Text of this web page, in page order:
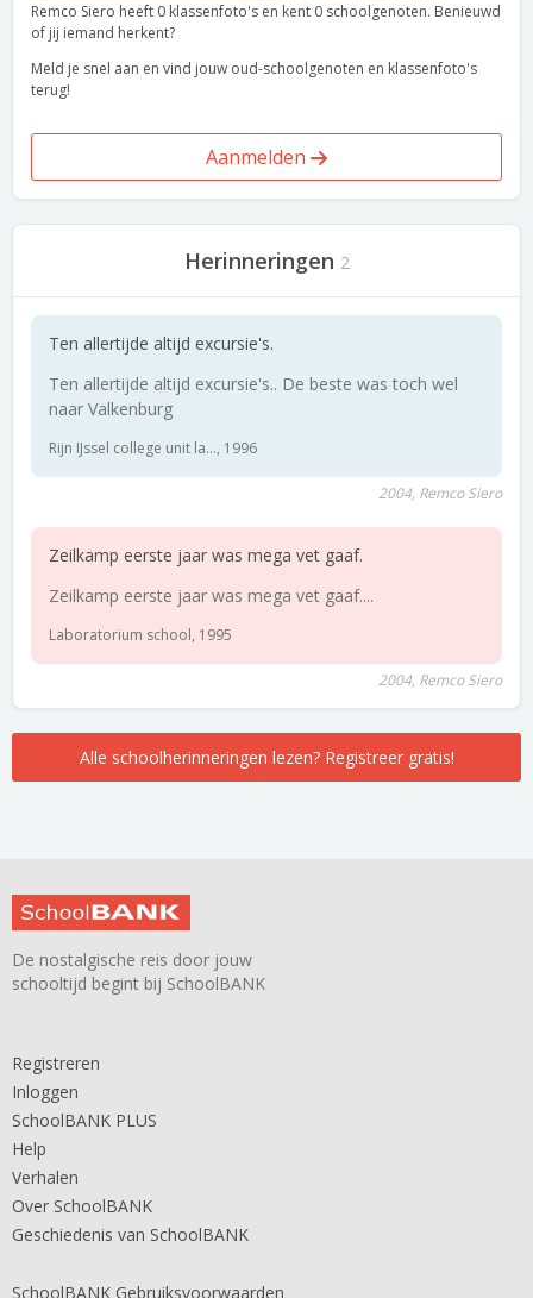
Remco Siero heeft 0 klassenfoto's en kent 0 schoolgenoten. Benieuwd
of jij iemand herkent?
Meld je snel aan en vind jouw oud-schoolgenoten en klassenfoto's
terug!
Aanmelden
Herinneringen 2
Ten allertijde altijd excursie's.
Ten allertijde altijd excursie's.. De beste was toch wel
naar Valkenburg
Rijn IJssel college unit la..., 1996
2004, Remco Siero
Zeilkamp eerste jaar was mega vet gaaf.
Zeilkamp eerste jaar was mega vet gaaf....
Laboratorium school, 1995
2004, Remco Siero
Alle schoolherinneringen lezen? Registreer gratis!
De nostalgische reis door jouw
schooltijd begint bij SchoolBANK
Registreren
Inloggen
SchoolBANK PLUS
Help
Verhalen
Over SchoolBANK
Geschiedenis van SchoolBANK
SchoolBANK Gebruiksvoorwaarden